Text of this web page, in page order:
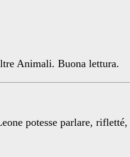
Animali. Buona lettura.
potesse parlare, rifletté,